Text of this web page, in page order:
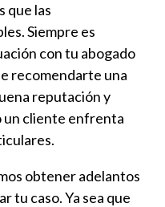
que las
Siempre es
con tu abogado
recomendarte una
reputación y
cliente enfrenta
obtener adelantos
tu caso. Ya sea que